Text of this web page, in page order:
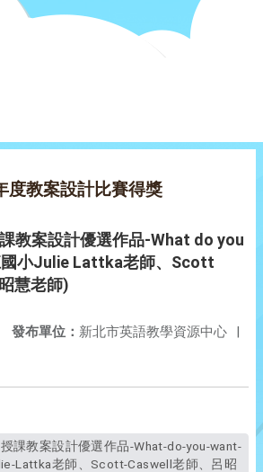
度教案設計比賽得獎
教案設計優選作品-What do you
小Julie Lattka老師、Scott
慧老師)
發布單位： 新北市英語教學資源中心 |
Lattka老師、Scott-Caswell老師、呂昭